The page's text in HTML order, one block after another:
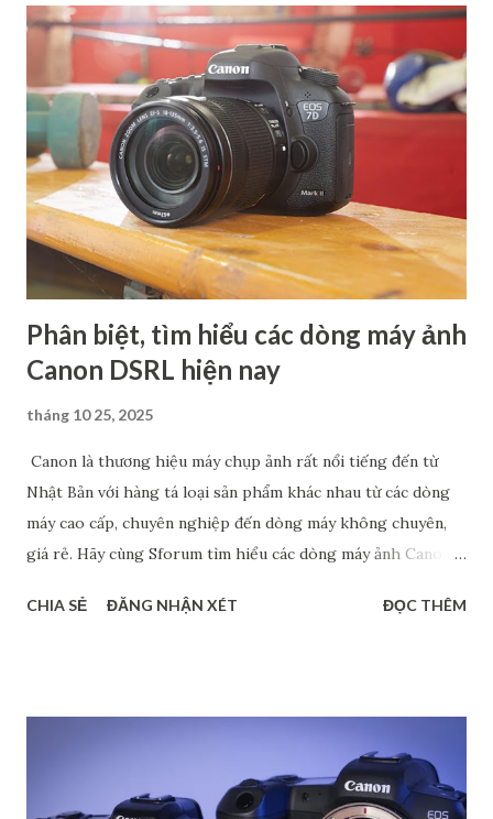
Phân biệt, tìm hiểu các dòng máy ảnh
Canon DSRL hiện nay
tháng 10 25, 2025
Canon là thương hiệu máy chụp ảnh rất nổi tiếng đến từ
Nhật Bản với hàng tá loại sản phẩm khác nhau từ các dòng
máy cao cấp, chuyên nghiệp đến dòng máy không chuyên,
giá rẻ. Hãy cùng Sforum tìm hiểu các dòng máy ảnh Canon
Crop. Chắc chắn rằng, các thông tin này sẽ giúp bạn tìm ra
đặc điểm riêng để phục vụ cho các đối tượng người dùng
khác nhau. Dòng 1 số - Dòng cao cấp dành cho chuyên
CHIA SẺ ĐĂNG NHẬN XÉT ĐỌC THÊM